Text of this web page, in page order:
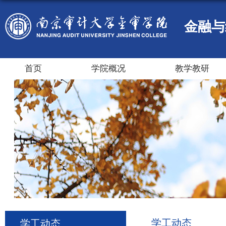
金融
首页 学院概况 教学教研
学工动态 学工动态